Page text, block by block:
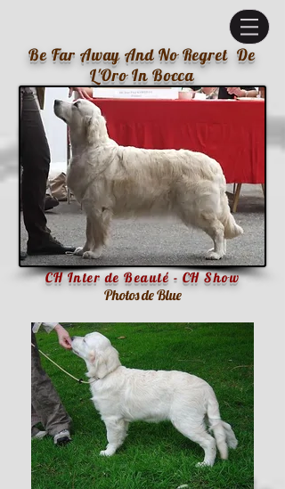
Be Far Away And No Regret De
L'Oro In Bocca
CH Inter de Beauté - CH Show
Photos de Blue